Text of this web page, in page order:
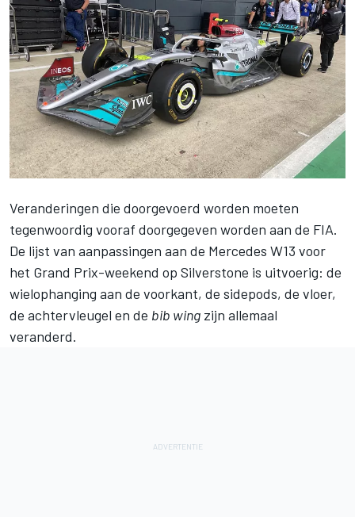
Veranderingen die doorgevoerd worden moeten
tegenwoordig vooraf doorgegeven worden aan de FIA.
De lijst van aanpassingen aan de Mercedes W13 voor
het Grand Prix-weekend op Silverstone is uitvoerig: de
wielophanging aan de voorkant, de sidepods, de vloer,
de achtervleugel en de bib wing zijn allemaal
veranderd.